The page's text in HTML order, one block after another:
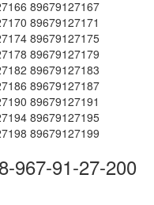
89679127167
89679127171
89679127175
89679127179
89679127183
89679127187
89679127191
89679127195
89679127199
967-91-27-200